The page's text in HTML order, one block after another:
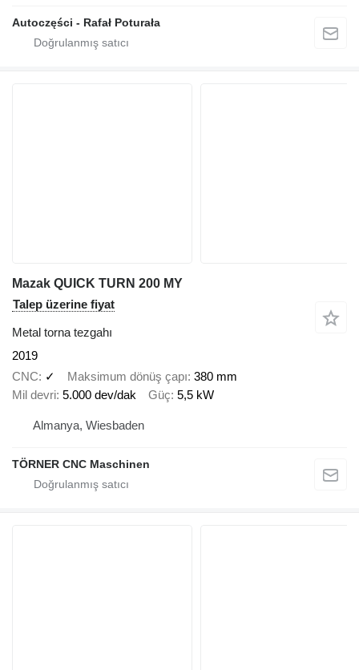
Autoczęści - Rafał Poturała
Mazak QUICK TURN 200 MY
Talep üzerine fiyat
Metal torna tezgahı
2019
CNC
✓ Maksimum dönüş çapı 380 mm
Mil devri 5.000 dev/dak Güç 5,5 kW
Almanya, Wiesbaden
TÖRNER CNC Maschinen